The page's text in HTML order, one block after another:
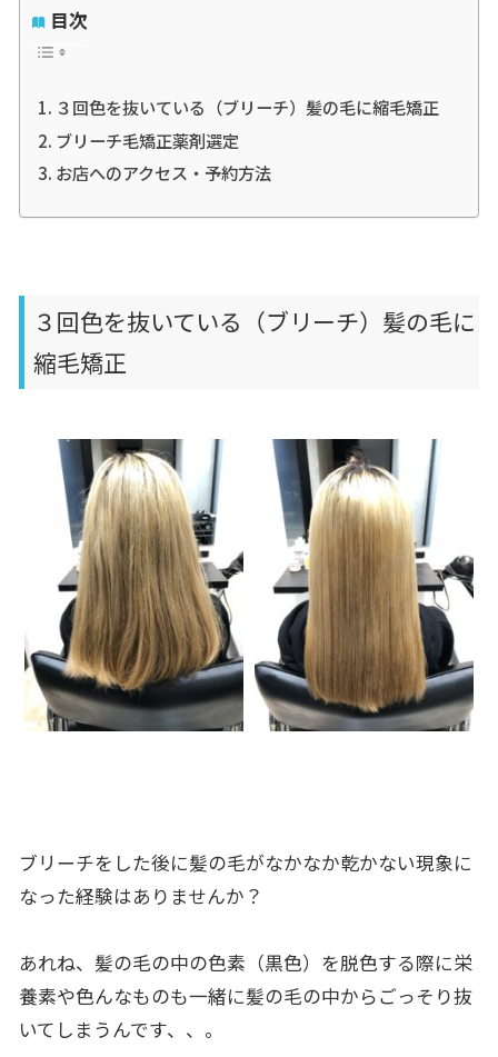
目次
３回色を抜いている（ブリーチ）髪の毛に縮毛矯正
ブリーチ毛矯正薬剤選定
お店へのアクセス・予約方法
３回色を抜いている（ブリーチ）髪の毛に
縮毛矯正
ブリーチをした後に髪の毛がなかなか乾かない現象に
なった経験はありませんか？
あれね、髪の毛の中の色素（黒色）を脱色する際に栄
養素や色んなものも一緒に髪の毛の中からごっそり抜
いてしまうんです、、。